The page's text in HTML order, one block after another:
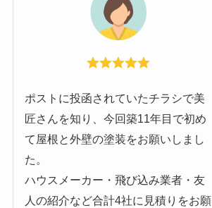
ポストに投函されていたチラシで美
匠さんを知り、今回築11年目で初め
て屋根と外壁の塗装をお願いしまし
た。
ハウスメーカー・飛び込み業者・友
人の紹介など合計4社に見積りをお願